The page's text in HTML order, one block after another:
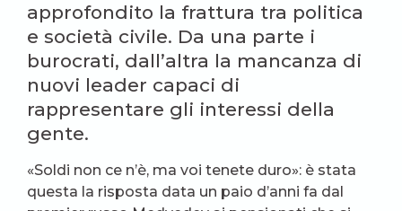
approfondito la frattura tra politica
e società civile. Da una parte i
burocrati, dall’altra la mancanza di
nuovi leader capaci di
rappresentare gli interessi della
gente.
«Soldi non ce n’è, ma voi tenete duro»: è stata
questa la risposta data un paio d’anni fa dal